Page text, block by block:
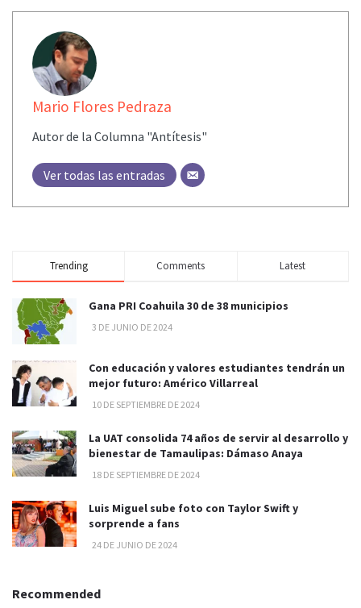
Mario Flores Pedraza
Autor de la Columna "Antítesis"
Ver todas las entradas
Trending Comments Latest
Gana PRI Coahuila 30 de 38 municipios
3 DE JUNIO DE 2024
Con educación y valores estudiantes tendrán un
mejor futuro: Américo Villarreal
10 DE SEPTIEMBRE DE 2024
La UAT consolida 74 años de servir al desarrollo y
bienestar de Tamaulipas: Dámaso Anaya
18 DE SEPTIEMBRE DE 2024
Luis Miguel sube foto con Taylor Swift y
sorprende a fans
24 DE JUNIO DE 2024
Recommended